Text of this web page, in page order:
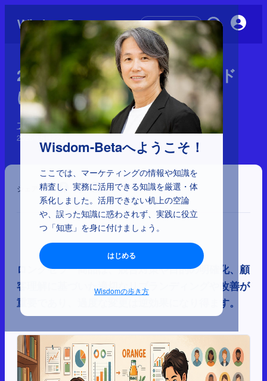
Wisdom-Betaへようこそ！
ここでは、マーケティングの情報や知識を
精査し、実務に活用できる知識を厳選・体
系化しました。活用できない机上の空論
や、誤った知識に惑わされず、実践に役立
つ「知恵」を身に付けましょう。
はじめる
Wisdomの歩き方
初めての方へ
2-5-32：ロングセラーブランド
に起こる2つの問題
ブランディングの誤解
2026年5月22日
シェア
ロングセラー商品は、競合対策や目的の明確化、顧
客理解に基づいた適切なリブランディングや改善が
重要であり、過度な変更は逆効果になり得ます。